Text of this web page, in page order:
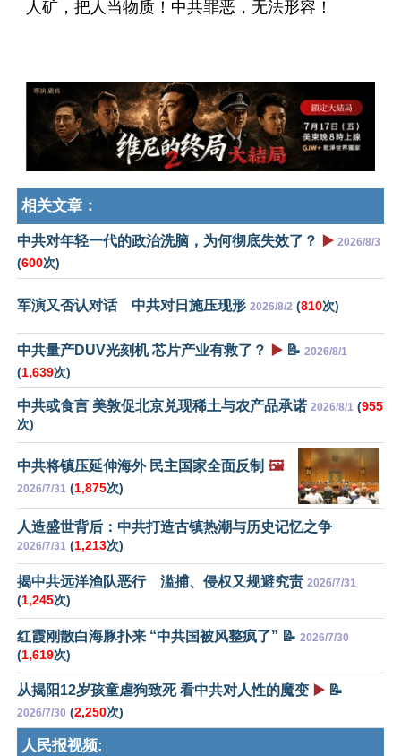
人矿，把人当物质！中共罪恶，无法形容！
相关文章：
中共对年轻一代的政治洗脑，为何彻底失效了？ ▶️ 2026/8/3
(600次)
军演又否认对话 中共对日施压现形 2026/8/2 (810次)
中共量产DUV光刻机 芯片产业有救了？ ▶️ 📝 2026/8/1
(1,639次)
中共或食言 美敦促北京兑现稀土与农产品承诺 2026/8/1 (955
次)
中共将镇压延伸海外 民主国家全面反制 🖼️
2026/7/31 (1,875次)
人造盛世背后：中共打造古镇热潮与历史记忆之争
2026/7/31 (1,213次)
揭中共远洋渔队恶行 滥捕、侵权又规避究责 2026/7/31
(1,245次)
红霞刚散白海豚扑来 “中共国被风整疯了” 📝 2026/7/30
(1,619次)
从揭阳12岁孩童虐狗致死 看中共对人性的魔变 ▶️ 📝
2026/7/30 (2,250次)
人民报视频: